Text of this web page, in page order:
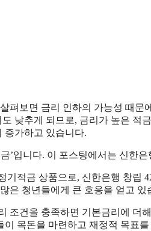
보면 금리 인하의 가능성 때
낮추게 되므로, 금리가 높은 적
증가하고 있습니다.
’입니다. 이 포스팅에서는 신한
적금 상품으로, 신한은행 창립
은 청년들에게 큰 호응을 얻고 있
건을 충족하면 기본금리에 더
목돈을 마련하고 재정적 목표